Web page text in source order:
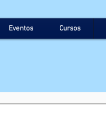
Eventos Cursos